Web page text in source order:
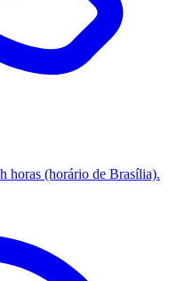
horas (horário de Brasília).